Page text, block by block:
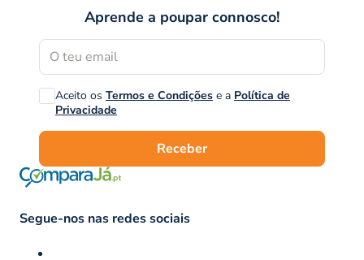
Aprende a poupar connosco!
Aceito os Termos e Condições e a Política de
Privacidade
Receber
Segue-nos nas redes sociais